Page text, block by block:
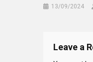
13/09/2024
Leave a